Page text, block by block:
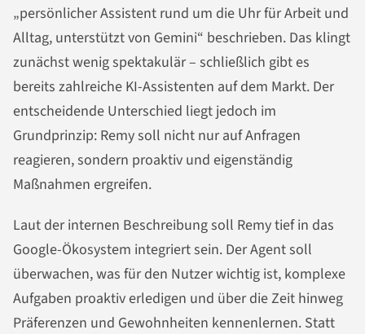
„persönlicher Assistent rund um die Uhr für Arbeit und
Alltag, unterstützt von Gemini“ beschrieben. Das klingt
zunächst wenig spektakulär – schließlich gibt es
bereits zahlreiche KI-Assistenten auf dem Markt. Der
entscheidende Unterschied liegt jedoch im
Grundprinzip: Remy soll nicht nur auf Anfragen
reagieren, sondern proaktiv und eigenständig
Maßnahmen ergreifen.
Laut der internen Beschreibung soll Remy tief in das
Google-Ökosystem integriert sein. Der Agent soll
überwachen, was für den Nutzer wichtig ist, komplexe
Aufgaben proaktiv erledigen und über die Zeit hinweg
Präferenzen und Gewohnheiten kennenlernen. Statt